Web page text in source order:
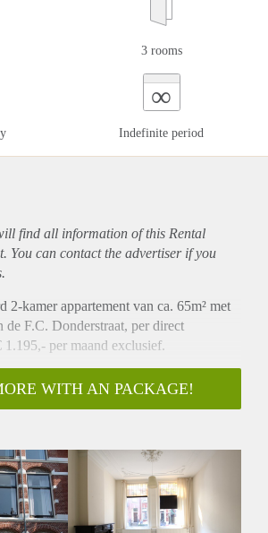
3 rooms
∞
Indefinite period
find all information of this Rental
You can contact the advertiser if you
2-kamer appartement van ca. 65m² met
de F.C. Donderstraat, per direct
per maand exclusief.
zich op de beletage van het pand.
kun je scheiden van elkaar,
is gelegen op het oosten. De woning
keuken aan de achterzijde en is
(koelkast, vriezer, oven,
badkamer is voorzien van
WITH AN PACKAGE!